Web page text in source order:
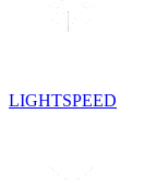
LIGHTSPEED